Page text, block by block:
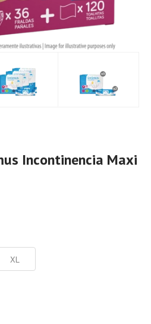
Incontinencia Maxi
XL